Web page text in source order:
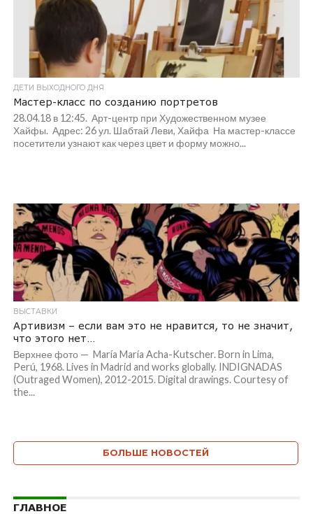
ДЕТИ ВЫХОДНОГО ДНЯ
Мастер-класс по созданию портретов
28.04.18 в 12:45. Арт-центр при Художественном музее
Хайфы. Адрес: 26 ул. Шабтай Леви, Хайфа На мастер-классе
посетители узнают как через цвет и форму можно...
ВЫСТАВКИ
Артивизм – если вам это не нравится, то не значит,
что этого нет…
Верхнее фото — María María Acha-Kutscher. Born in Lima,
Perú, 1968. Lives in Madrid and works globally. INDIGNADAS
(Outraged Women), 2012-2015. Digital drawings. Courtesy of
the...
БОЛЬШЕ НОВОСТЕЙ
ГЛАВНОЕ